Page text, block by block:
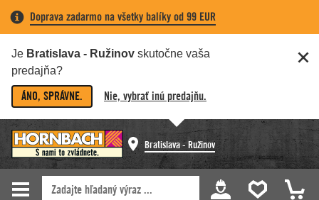
Doprava zadarmo na všetky balíky od 99 EUR
Je Bratislava - Ružinov skutočne vaša
predajňa?
ÁNO, SPRÁVNE. Nie, vybrať inú predajňu.
Bratislava - Ružinov